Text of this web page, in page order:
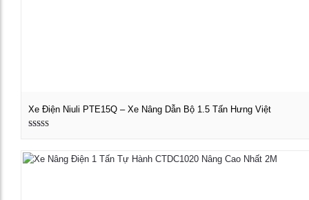
Xe Điện Niuli PTE15Q – Xe Nâng Dẫn Bộ 1.5 Tấn Hưng Việt
5 sao